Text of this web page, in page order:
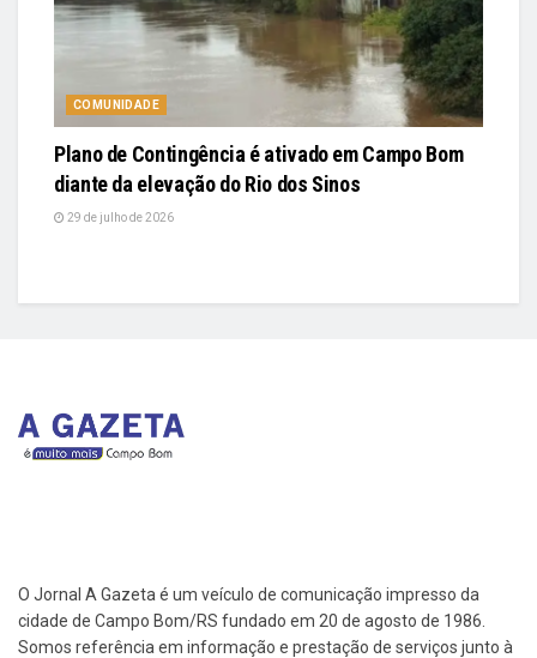
COMUNIDADE
Plano de Contingência é ativado em Campo Bom
diante da elevação do Rio dos Sinos
29 de julho de 2026
O Jornal A Gazeta é um veículo de comunicação impresso da
cidade de Campo Bom/RS fundado em 20 de agosto de 1986.
Somos referência em informação e prestação de serviços junto à